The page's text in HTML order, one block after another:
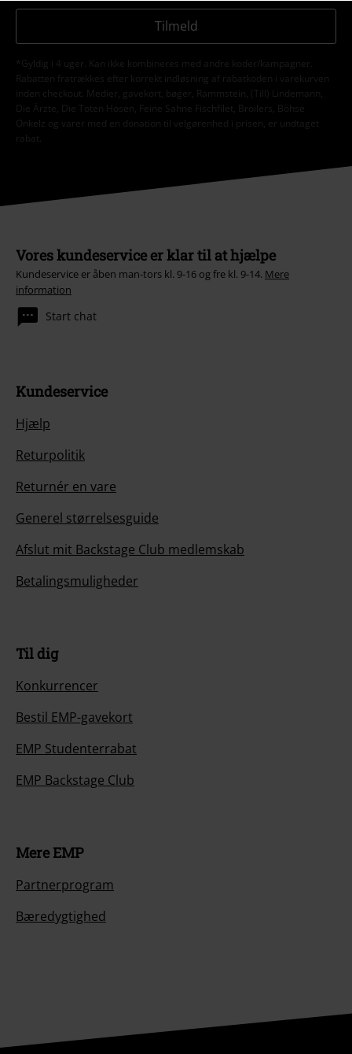
Tilmeld
*Gyldig i 4 uger. Kan ikke kombineres med andre koder/kampagner.
Rabatten fratrækkes efter korrekt indløsning af rabatkoden i varekurven
inden checkout. Medier, gavekort, bøger, Rammstein, (Till) Lindemann,
Die Ärzte, Die Toten Hosen, Feine Sahne Fischfilet, Broilers, Böhse
Onkelz og varer med en donation til velgørenhed i prisen, er undtaget
rabat.
Vores kundeservice er klar til at hjælpe
Kundeservice er åben man-tors kl. 9-16 og fre kl. 9-14. Mere
information
Start chat
Kundeservice
Hjælp
Returpolitik
Returnér en vare
Generel størrelsesguide
Afslut mit Backstage Club medlemskab
Betalingsmuligheder
Til dig
Konkurrencer
Bestil EMP-gavekort
EMP Studenterrabat
EMP Backstage Club
Mere EMP
Partnerprogram
Bæredygtighed